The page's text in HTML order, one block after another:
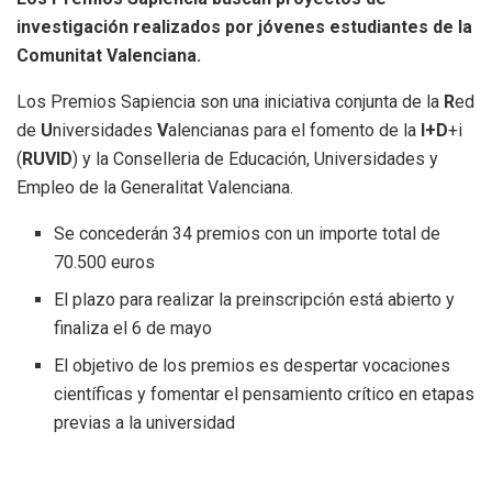
investigación realizados por jóvenes estudiantes de la
Comunitat Valenciana.
Los Premios Sapiencia son una iniciativa conjunta de la Red
de Universidades Valencianas para el fomento de la I+D+i
( RUVID) y la Conselleria de Educación, Universidades y
Empleo de la Generalitat Valenciana.
Se concederán 34 premios con un importe total de
70.500 euros
El plazo para realizar la preinscripción está abierto y
finaliza el 6 de mayo
El objetivo de los premios es despertar vocaciones
científicas y fomentar el pensamiento crítico en etapas
previas a la universidad